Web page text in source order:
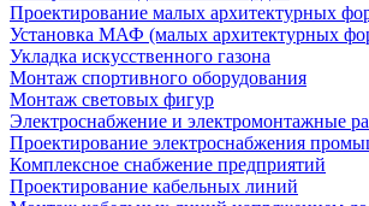
Проектирование малых архитектурных
Установка МАФ (малых архитектурных
Укладка искусственного газона
Монтаж спортивного оборудования
Монтаж световых фигур
Электроснабжение и электромонтажные
Проектирование электроснабжения
Комплексное снабжение предприятий
Проектирование кабельных линий